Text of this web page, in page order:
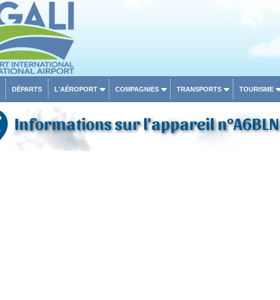
DÉPARTS L'AÉROPORT COMPAGNIES TRANSPORTS TOURISME
Informations sur l'appareil n°A6BLN